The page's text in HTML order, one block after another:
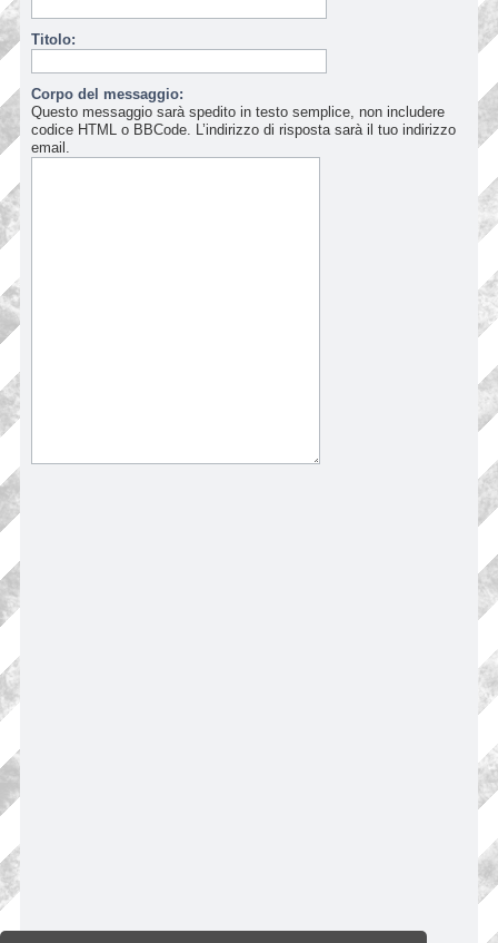
Titolo:
Corpo del messaggio:
Questo messaggio sarà spedito in testo semplice, non includere
codice HTML o BBCode. L’indirizzo di risposta sarà il tuo indirizzo
email.